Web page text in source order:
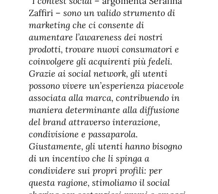
Zaffiri – sono un valido strumento di
marketing che ci consente di
aumentare l’awareness dei nostri
prodotti, trovare nuovi consumatori e
coinvolgere gli acquirenti più fedeli.
Grazie ai social network, gli utenti
possono vivere un’esperienza piacevole
associata alla marca, contribuendo in
maniera determinante alla diffusione
del brand attraverso interazione,
condivisione e passaparola.
Giustamente, gli utenti hanno bisogno
di un incentivo che li spinga a
condividere sui propri profili: per
questa ragione, stimoliamo il social